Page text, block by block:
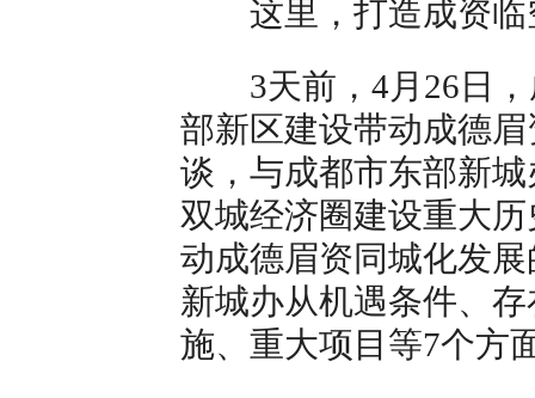
这里，打造成资临
3天前，4月26日，
部新区建设带动成德
谈，与成都市东部新
双城经济圈建设重大
动成德眉资同城化发
新城办从机遇条件、
施、重大项目等7个方